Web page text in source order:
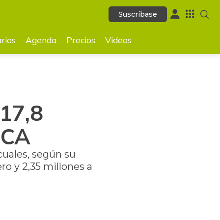
Suscríbase
Suscríbase
Agenda Precios Videos
según su
y 2,35 millones a